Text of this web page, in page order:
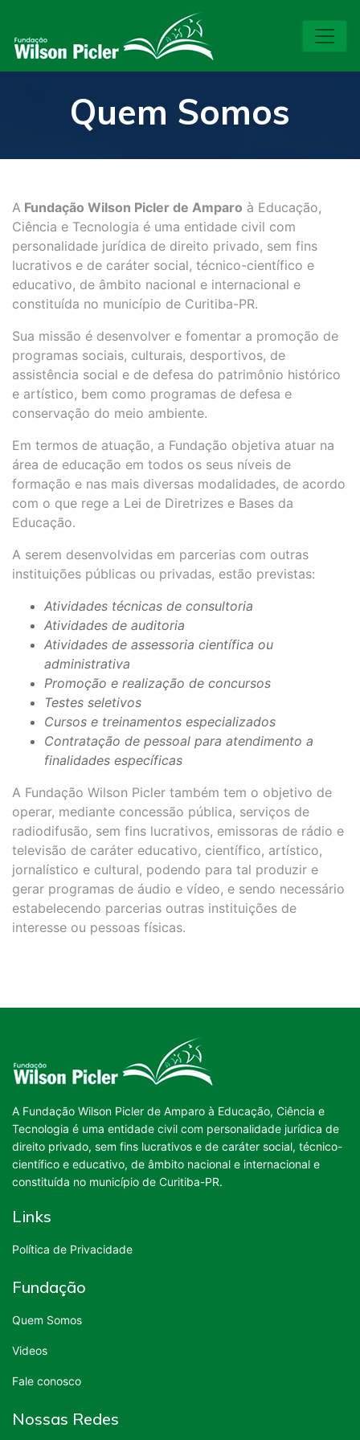
Quem Somos
A Fundação Wilson Picler de Amparo à Educação,
Ciência e Tecnologia é uma entidade civil com
personalidade jurídica de direito privado, sem fins
lucrativos e de caráter social, técnico-científico e
educativo, de âmbito nacional e internacional e
constituída no município de Curitiba-PR.
Sua missão é desenvolver e fomentar a promoção de
programas sociais, culturais, desportivos, de
assistência social e de defesa do patrimônio histórico
e artístico, bem como programas de defesa e
conservação do meio ambiente.
Em termos de atuação, a Fundação objetiva atuar na
área de educação em todos os seus níveis de
formação e nas mais diversas modalidades, de acordo
com o que rege a Lei de Diretrizes e Bases da
Educação.
A serem desenvolvidas em parcerias com outras
instituições públicas ou privadas, estão previstas:
Atividades técnicas de consultoria
Atividades de auditoria
Atividades de assessoria científica ou
administrativa
Promoção e realização de concursos
Testes seletivos
Cursos e treinamentos especializados
Contratação de pessoal para atendimento a
finalidades específicas
A Fundação Wilson Picler também tem o objetivo de
operar, mediante concessão pública, serviços de
radiodifusão, sem fins lucrativos, emissoras de rádio e
televisão de caráter educativo, científico, artístico,
jornalístico e cultural, podendo para tal produzir e
gerar programas de áudio e vídeo, e sendo necessário
estabelecendo parcerias outras instituições de
interesse ou pessoas físicas.
A Fundação Wilson Picler de Amparo à Educação, Ciência e
Tecnologia é uma entidade civil com personalidade jurídica de
direito privado, sem fins lucrativos e de caráter social, técnico-
científico e educativo, de âmbito nacional e internacional e
constituída no município de Curitiba-PR.
Links
Política de Privacidade
Fundação
Quem Somos
Videos
Fale conosco
Nossas Redes